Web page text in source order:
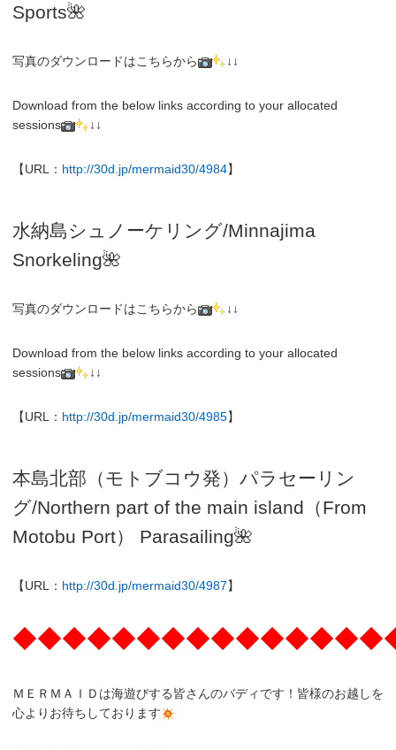
Sports🌺
写真のダウンロードはこちらから ↓↓
Download from the below links according to your allocated
sessions
↓↓
【URL： http://30d.jp/mermaid30/4984】
水納島シュノーケリング/Minnajima
Snorkeling🌺
写真のダウンロードはこちらから ↓↓
Download from the below links according to your allocated
sessions
↓↓
【URL： http://30d.jp/mermaid30/4985】
本島北部（モトブコウ発）パラセーリン
グ/Northern part of the main island（From
Motobu Port）
Parasailing🌺
【URL： http://30d.jp/mermaid30/4987】
ＭＥＲＭＡＩＤは海遊びする皆さんのバディです！皆様のお越しを
心よりお待ちしております